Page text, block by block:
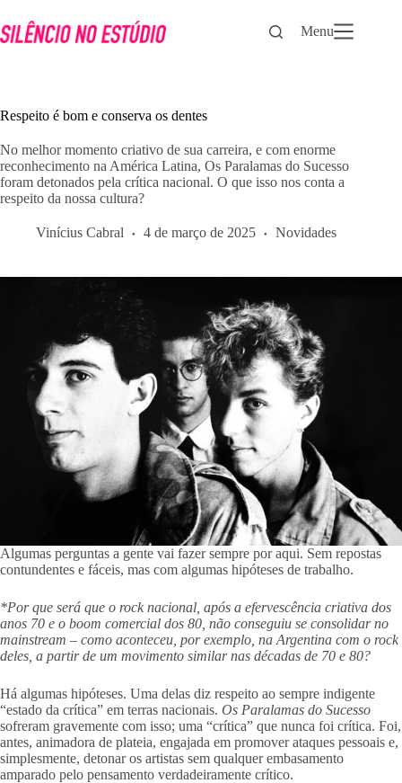
para
o
Menu
Respeito é bom e conserva os dentes
No melhor momento criativo de sua carreira, e com enorme
reconhecimento na América Latina, Os Paralamas do Sucesso
foram detonados pela crítica nacional. O que isso nos conta a
respeito da nossa cultura?
Vinícius Cabral 4 de março de 2025 Novidades
Algumas perguntas a gente vai fazer sempre por aqui. Sem repostas
contundentes e fáceis, mas com algumas hipóteses de trabalho.
*Por que será que o rock nacional, após a efervescência criativa dos
anos 70 e o boom comercial dos 80, não conseguiu se consolidar no
mainstream – como aconteceu, por exemplo, na Argentina com o rock
deles, a partir de um movimento similar nas décadas de 70 e 80?
Há algumas hipóteses. Uma delas diz respeito ao sempre indigente
“estado da crítica” em terras nacionais. Os Paralamas do Sucesso
sofreram gravemente com isso; uma “crítica” que nunca foi crítica. Foi,
antes, animadora de plateia, engajada em promover ataques pessoais e,
simplesmente, detonar os artistas sem qualquer embasamento
amparado pelo pensamento verdadeiramente crítico.